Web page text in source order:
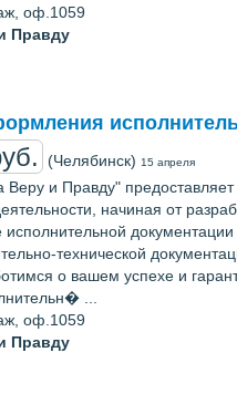
оф.1059
Правду
(Челябинск) 15 апреля
Веру и Правду"
начиная от
документации
технической
о вашем успехе и
...
оф.1059
Правду